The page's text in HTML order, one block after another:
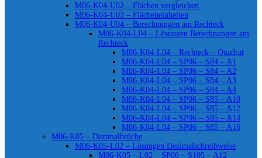
M06-K04-U02 – Flächen vergleichen
M06-K04-U03 – Flächeneinheiten
M06-K04-U04 – Berechnungen am Rechteck
M06-K04-L04 – Lösungen Berechnungen am
Rechteck
M06-K04-L04 – Rechteck – Quadrat
M06-K04-L04 – SP06 – S84 – A1
M06-K04-L04 – SP06 – S84 – A2
M06-K04-L04 – SP06 – S84 – A3
M06-K04-L04 – SP06 – S84 – A4
M06-K04-L04 – SP06 – S85 – A10
M06-K04-L04 – SP06 – S85 – A12
M06-K04-L04 – SP06 – S85 – A14
M06-K04-L04 – SP06 – S85 – A16
M06-K05 – Dezimalbrüche
M06-K05-L02 – Lösungen Dezimalschreibweise
M06-K05 – L02 – SP06 – S105 – A12